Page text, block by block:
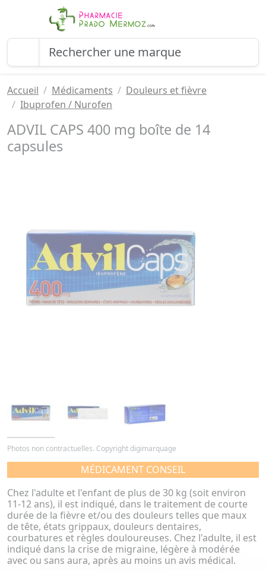
Accueil Médicaments
Douleurs et fièvre
Ibuprofen / Nurofen
ADVIL CAPS 400 mg boîte de 14
capsules
Photos non contractuelles. Copyright digimarquage
MÉDICAMENT CONSEIL
Chez l'adulte et l'enfant de plus de 30 kg (soit environ
11-12 ans), il est indiqué, dans le traitement de courte
durée de la fièvre et/ou des douleurs telles que maux
de tête, états grippaux, douleurs dentaires,
courbatures et règles douloureuses. Chez l'adulte, il est
indiqué dans la crise de migraine, légère à modérée
avec ou sans aura, après au moins un avis médical.